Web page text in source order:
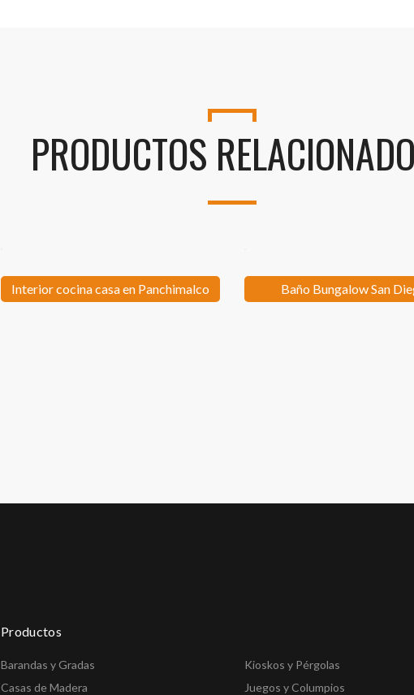
PRODUCTOS
Interior cocina casa en Panchimalco Baño Bungalow San
Productos
Barandas y Gradas
Casas de Madera
Kioskos y Pérgolas
Juegos y Columpios